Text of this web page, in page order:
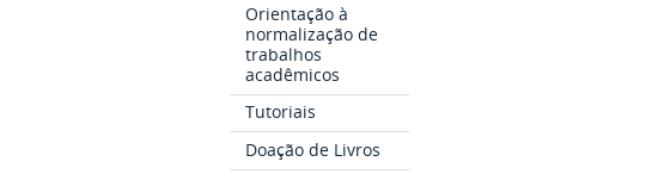
Orientação à
normalização de
trabalhos
acadêmicos
Tutoriais
Doação de Livros